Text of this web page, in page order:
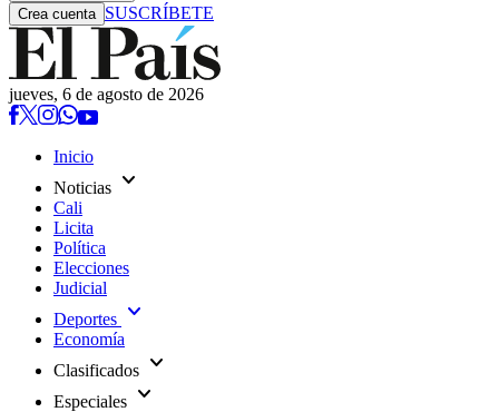
Crea cuenta SUSCRÍBETE
jueves, 6 de agosto de 2026
Inicio
Noticias expand_more
Cali
Licita
Política
Elecciones
Judicial
Deportes expand_more
Economía
Clasificados expand_more
Especiales expand_more